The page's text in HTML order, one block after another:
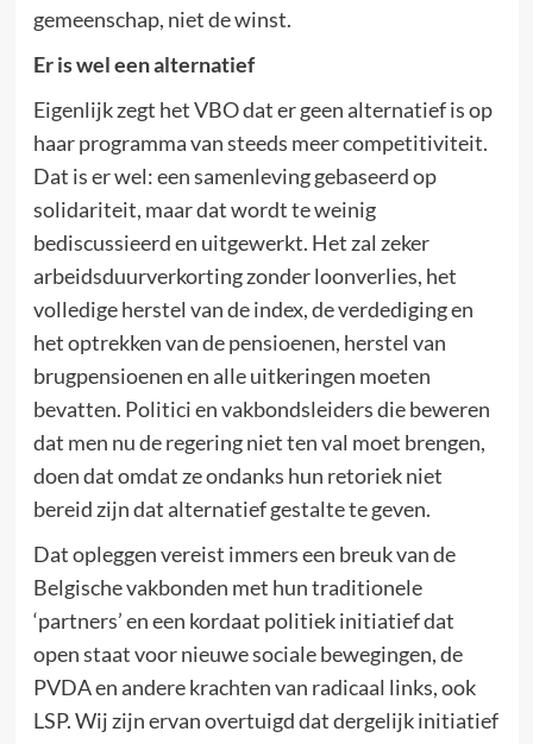
gemeenschap, niet de winst.
Er is wel een alternatief
Eigenlijk zegt het VBO dat er geen alternatief is op
haar programma van steeds meer competitiviteit.
Dat is er wel: een samenleving gebaseerd op
solidariteit, maar dat wordt te weinig
bediscussieerd en uitgewerkt. Het zal zeker
arbeidsduurverkorting zonder loonverlies, het
volledige herstel van de index, de verdediging en
het optrekken van de pensioenen, herstel van
brugpensioenen en alle uitkeringen moeten
bevatten. Politici en vakbondsleiders die beweren
dat men nu de regering niet ten val moet brengen,
doen dat omdat ze ondanks hun retoriek niet
bereid zijn dat alternatief gestalte te geven.
Dat opleggen vereist immers een breuk van de
Belgische vakbonden met hun traditionele
‘partners’ en een kordaat politiek initiatief dat
open staat voor nieuwe sociale bewegingen, de
PVDA en andere krachten van radicaal links, ook
LSP. Wij zijn ervan overtuigd dat dergelijk initiatief